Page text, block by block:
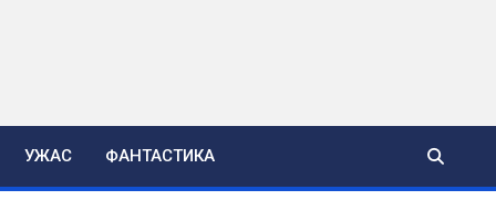
УЖАС ФАНТАСТИКА